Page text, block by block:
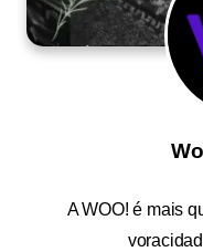
AWOO! é mais